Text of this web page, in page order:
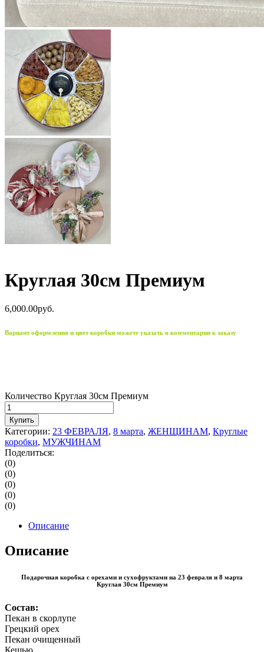
Круглая 30см Премиум
6,000.00руб.
Вариант оформления и цвет коробки можете указать в комментарии к заказу
Количество Круглая 30см Премиум
Купить
Категории: 23 ФЕВРАЛЯ, 8 марта, ЖЕНЩИНАМ, Круглые
коробки, МУЖЧИНАМ
Поделиться:
(0)
(0)
(0)
(0)
(0)
Описание
Описание
Подарочная коробка с орехами и сухофруктами на 23 февраля и 8 марта
Круглая 30см Премиум
Состав:
Пекан в скорлупе
Грецкий орех
Пекан очищенный